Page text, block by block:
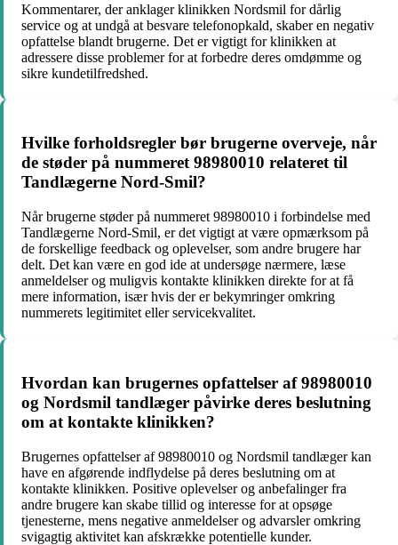
Kommentarer, der anklager klinikken Nordsmil for dårlig
service og at undgå at besvare telefonopkald, skaber en negativ
opfattelse blandt brugerne. Det er vigtigt for klinikken at
adressere disse problemer for at forbedre deres omdømme og
sikre kundetilfredshed.
Hvilke forholdsregler bør brugerne overveje, når
de støder på nummeret 98980010 relateret til
Tandlægerne Nord-Smil?
Når brugerne støder på nummeret 98980010 i forbindelse med
Tandlægerne Nord-Smil, er det vigtigt at være opmærksom på
de forskellige feedback og oplevelser, som andre brugere har
delt. Det kan være en god ide at undersøge nærmere, læse
anmeldelser og muligvis kontakte klinikken direkte for at få
mere information, især hvis der er bekymringer omkring
nummerets legitimitet eller servicekvalitet.
Hvordan kan brugernes opfattelser af 98980010
og Nordsmil tandlæger påvirke deres beslutning
om at kontakte klinikken?
Brugernes opfattelser af 98980010 og Nordsmil tandlæger kan
have en afgørende indflydelse på deres beslutning om at
kontakte klinikken. Positive oplevelser og anbefalinger fra
andre brugere kan skabe tillid og interesse for at opsøge
tjenesterne, mens negative anmeldelser og advarsler omkring
svigagtig aktivitet kan afskrække potentielle kunder.